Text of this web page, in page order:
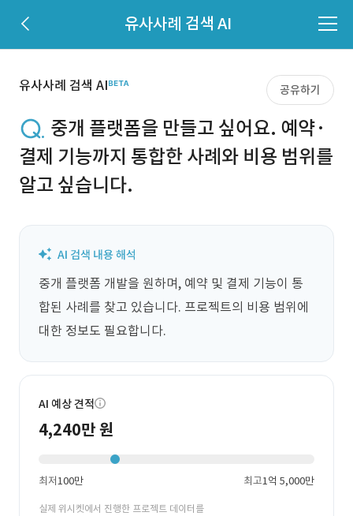
유사사례 검색 AI
유사사례 검색 AI 공유하기
중개 플랫폼을 만들고 싶어요. 예약·
결제 기능까지 통합한 사례와 비용 범위를
알고 싶습니다.
중개 플랫폼 개발을 원하며, 예약 및 결제 기능이 통
합된 사례를 찾고 있습니다. 프로젝트의 비용 범위에
대한 정보도 필요합니다.
AI 예상 견적
4,240만 원
최저100만 최고1억 5,000만
실제 위시켓에서 진행한 프로젝트 데이터를